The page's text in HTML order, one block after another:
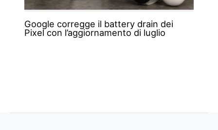
Google corregge il battery drain dei
Pixel con l’aggiornamento di luglio